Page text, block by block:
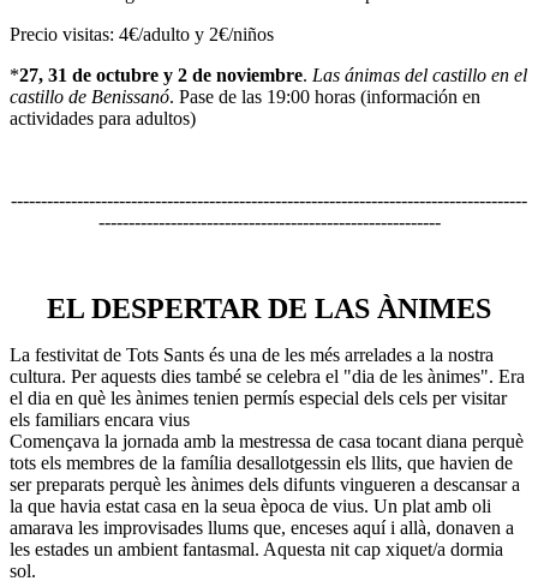
Precio visitas: 4€/adulto y 2€/niños
*27, 31 de octubre y 2 de noviembre. Las ánimas del castillo en el
castillo de Benissanó. Pase de las 19:00 horas (información en
actividades para adultos)
--------------------------------------------------------------------------------------
---------------------------------------------------------
EL DESPERTAR DE LAS ÀNIMES
La festivitat de Tots Sants és una de les més arrelades a la nostra
cultura. Per aquests dies també se celebra el "dia de les ànimes". Era
el dia en què les ànimes tenien permís especial dels cels per visitar
els familiars encara vius
Començava la jornada amb la mestressa de casa tocant diana perquè
tots els membres de la família desallotgessin els llits, que havien de
ser preparats perquè les ànimes dels difunts vingueren a descansar a
la que havia estat casa en la seua època de vius. Un plat amb oli
amarava les improvisades llums que, enceses aquí i allà, donaven a
les estades un ambient fantasmal. Aquesta nit cap xiquet/a dormia
sol.